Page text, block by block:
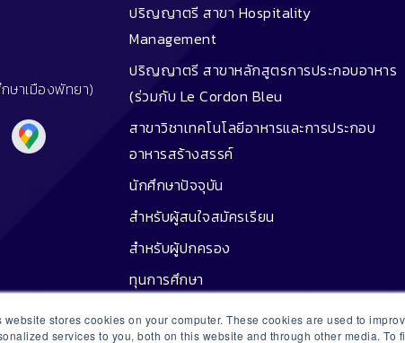
website stores cookies on your computer. These cookies are used to
services to you, both on this website and through other media. To
าเมืองพัทยา)
ปริญญาตรี สาขา Hospitality
Management
ปริญญาตรี สาขาหลักสูตรการประกอบอาหาร
(ร่วมกับ Le Cordon Bleu
สาขาวิชาเทคโนโลยีอาหารและการประกอบ
อาหารสร้างสรรค์
นักศึกษาปัจจุบัน
สำหรับผู้สนใจสมัครเรียน
สำหรับผู้ปกครอง
ทุนการศึกษา